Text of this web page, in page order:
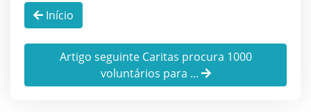
Início
Artigo seguinte Caritas procura 1000
voluntários para ...